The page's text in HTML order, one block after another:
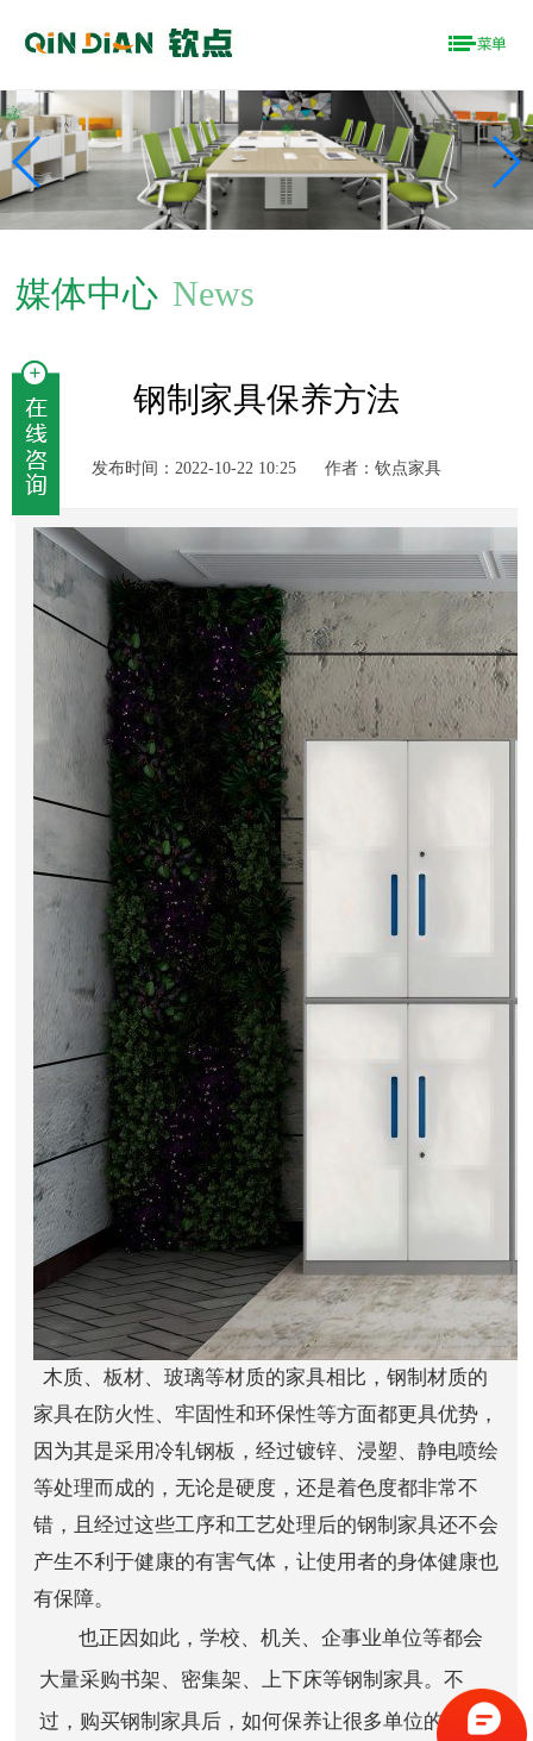
媒体中心 News
钢制家具保养方法
发布时间：2022-10-22 10:25 作者：钦点家具
木质、板材、玻璃等材质的家具相比，钢制材质的
家具在防火性、牢固性和环保性等方面都更具优势，
因为其是采用冷轧钢板，经过镀锌、浸塑、静电喷绘
等处理而成的，无论是硬度，还是着色度都非常不
错，且经过这些工序和工艺处理后的钢制家具还不会
产生不利于健康的有害气体，让使用者的身体健康也
有保障。
也正因如此，学校、机关、企事业单位等都会
大量采购书架、密集架、上下床等钢制家具。不
过，购买钢制家具后，如何保养让很多单位的工作